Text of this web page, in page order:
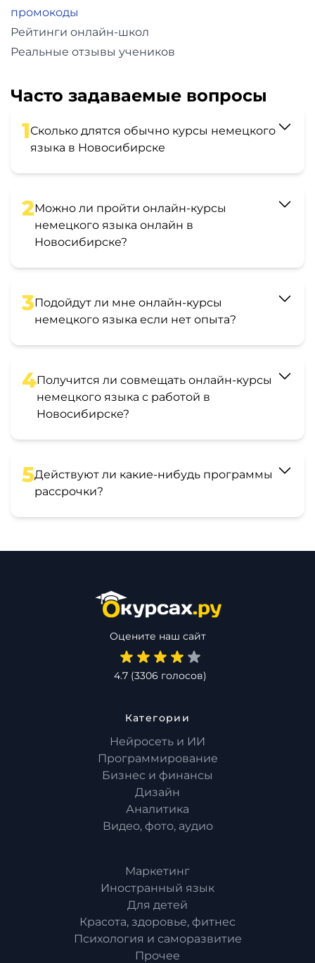
промокоды
Рейтинги онлайн-школ
Реальные отзывы учеников
Часто задаваемые вопросы
1Сколько длятся обычно курсы немецкого
языка в Новосибирске
2Можно ли пройти онлайн-курсы
немецкого языка онлайн в
Новосибирске?
3Подойдут ли мне онлайн-курсы
немецкого языка если нет опыта?
4Получится ли совмещать онлайн-курсы
немецкого языка с работой в
Новосибирске?
5Действуют ли какие-нибудь программы
рассрочки?
Оцените наш сайт
4.7 (3306 голосов)
Категории
Нейросеть и ИИ
Программирование
Бизнес и финансы
Дизайн
Аналитика
Видео, фото, аудио
Маркетинг
Иностранный язык
Для детей
Красота, здоровье, фитнес
Психология и саморазвитие
Прочее